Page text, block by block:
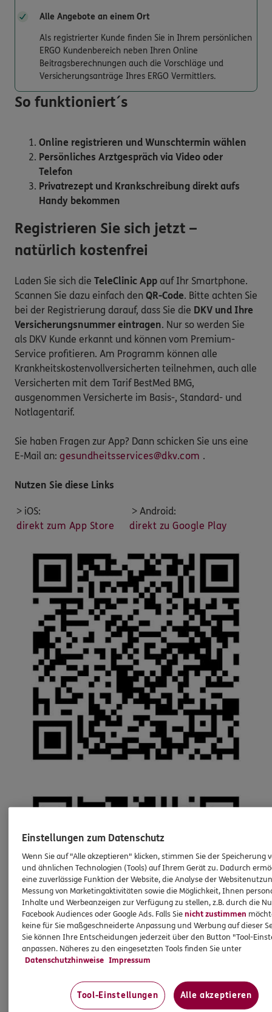
Alle Angebote an einem Ort
Als registrierter Kunde finden Sie in Ihrem persönlichen
ERGO Kundenbereich neben Ihren Online
Beitragsberechnungen auch die Vorschläge und
Versicherungsanträge Ihres ERGO Vermittlers.
So funktioniert´s
Online registrieren und Wunschtermin wählen
Persönliches Arztgespräch via Video oder
Telefon
Privatrezept und Krankschreibung direkt aufs
Handy bekommen
Registrieren Sie sich jetzt –
natürlich kostenfrei
Laden Sie sich die TeleClinic App auf Ihr Smartphone.
Scannen Sie dazu einfach den QR-Code. Bitte achten Sie
bei der Registrierung darauf, dass Sie die DKV und Ihre
Versicherungsnummer eintragen. Nur so werden Sie
als DKV Kunde erkannt und können vom Premium-
Service profitieren. Am Programm können alle
Krankheitskostenvollversicherten teilnehmen, auch alle
Versicherten mit dem Tarif BestMed BMG,
ausgenommen Versicherte im Basis-, Standard- und
Notlagentarif.
Sie haben Fragen zur App? Dann schicken Sie uns eine
E-Mail an: gesundheitsservices@dkv.com .
Nutzen Sie diese Links
> iOS:
direkt zum App Store
> Android:
direkt zu Google Play
Einstellungen zum Datenschutz
Wenn Sie auf "Alle akzeptieren" klicken, stimmen Sie der Speicherung
und ähnlichen Technologien (Tools) auf Ihrem Gerät zu. Dadurch
eine zuverlässige Funktion der Website, die Analyse der
Messung von Marketingaktivitäten sowie die Möglichkeit, Ihnen
Inhalte und Werbeanzeigen zur Verfügung zu stellen, z.B. durch die
Facebook Audiences oder Google Ads. Falls Sienicht zustimmen
keine für Sie maßgeschneiderte Anpassung und Werbung auf dieser
Sie können Ihre Entscheidungen jederzeit über den Button "Tool-
anpassen. Näheres zu den eingesetzten Tools finden Sie unter
Datenschutzhinweise Impressum
Tool-Einstellungen Alle akzeptieren